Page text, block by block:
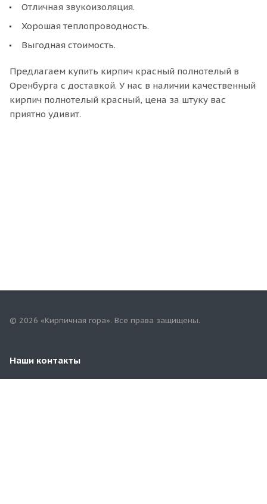
Отличная звукоизоляция.
Хорошая теплопроводность.
Выгодная стоимость.
Предлагаем купить кирпич красный полнотелый в
Оренбурга с доставкой. У нас в наличии качественный
кирпич полнотелый красный, цена за штуку вас
приятно удивит.
© 2026 «Кирпичная гора». Все права защищены.
Наши контакты
8(353)258-00-81